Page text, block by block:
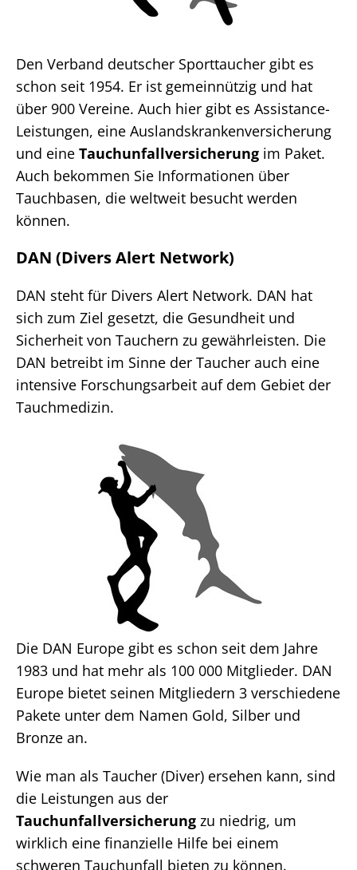
Den Verband deutscher Sporttaucher gibt es
schon seit 1954. Er ist gemeinnützig und hat
über 900 Vereine. Auch hier gibt es Assistance-
Leistungen, eine Auslandskrankenversicherung
und eine Tauchunfallversicherung im Paket.
Auch bekommen Sie Informationen über
Tauchbasen, die weltweit besucht werden
können.
DAN (Divers Alert Network)
DAN steht für Divers Alert Network. DAN hat
sich zum Ziel gesetzt, die Gesundheit und
Sicherheit von Tauchern zu gewährleisten. Die
DAN betreibt im Sinne der Taucher auch eine
intensive Forschungsarbeit auf dem Gebiet der
Tauchmedizin.
Die DAN Europe gibt es schon seit dem Jahre
1983 und hat mehr als 100 000 Mitglieder. DAN
Europe bietet seinen Mitgliedern 3 verschiedene
Pakete unter dem Namen Gold, Silber und
Bronze an.
Wie man als Taucher (Diver) ersehen kann, sind
die Leistungen aus der
Tauchunfallversicherung zu niedrig, um
wirklich eine finanzielle Hilfe bei einem
schweren Tauchunfall bieten zu können.